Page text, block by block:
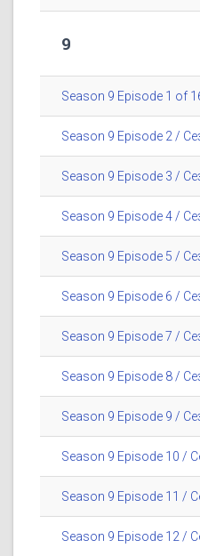
9
Season 9 Episode 1 of
Season 9 Episode 2 /
Season 9 Episode 3 /
Season 9 Episode 4 /
Season 9 Episode 5 /
Season 9 Episode 6 /
Season 9 Episode 7 /
Season 9 Episode 8 /
Season 9 Episode 9 /
Season 9 Episode 10 /
Season 9 Episode 11 /
Season 9 Episode 12 /